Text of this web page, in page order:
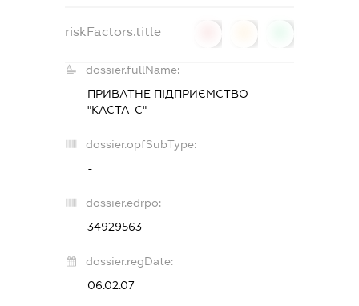
riskFactors.title
dossier.fullName:
ПРИВАТНЕ ПІДПРИЄМСТВО
"КАСТА-С"
dossier.opfSubType:
-
dossier.edrpo:
34929563
dossier.regDate:
06.02.07